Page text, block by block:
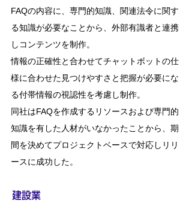
FAQの内容に、専門的知識、関連法令に関す
る知識が必要なことから、外部有識者と連携
しコンテンツを制作。
情報の正確性と合わせてチャットボットの仕
様に合わせた見つけやすさと把握が必要にな
る付帯情報の視認性を考慮し制作。
同社はFAQを作成するリソースおよび専門的
知識を有した人材がいなかったことから、期
間を決めてプロジェクトベースで対応しリリ
ースに成功した。
建設業